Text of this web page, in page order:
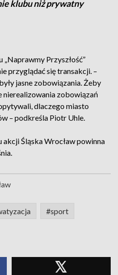
klubu niż prywatny
Przyszłość”
przyglądać się transakcji. –
jasne zobowiązania. Żeby
nierealizowania zobowiązań
dlaczego miasto
– podkreśla Piotr Uhle.
Śląska Wrocław powinna
#sport